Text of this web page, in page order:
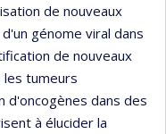
de nouveaux
génome viral dans
de nouveaux
les tumeurs
d'oncogènes dans des
à élucider la